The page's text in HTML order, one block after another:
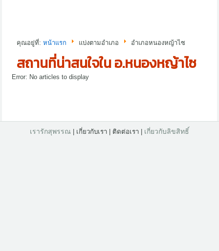
คุณอยู่ที่:หน้าแรก แบ่งตามอำเภอ อำเภอหนองหญ้าไซ
สถานที่น่าสนใจใน อ.หนองหญ้าไซ
Error: No articles to display
เรารักสุพรรณ | เกี่ยวกับเรา | ติดต่อเรา | เกี่ยวกับลิขสิทธิ์